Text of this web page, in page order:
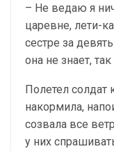
– Не ведаю я
царевне, лети-
сестре за
она не знает,
Полетел солдат
накормила,
созвала все
у них